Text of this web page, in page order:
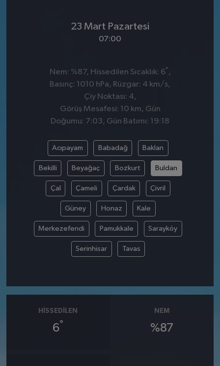
23 Mart Pazartesi
07:00
Nem: %87, Hissedilen Sıcaklık: 6° ,
Basınç: 1010 hPa, Rüzgar: 4 km/s,
Çiy Noktası: 4,
Görüş Mesafesi: 10 km, Gün
Doğumu: 7:03, Gün Batımı: 19:18
Acıpayam Babadağ Baklan
Bekilli Beyağaç Bozkurt Buldan
Çal Çameli Çardak Çivril
Güney Honaz Kale
Merkezefendi Pamukkale Sarayköy
Serinhisar Tavas
HISSEDILEN
6°
NEM
%87